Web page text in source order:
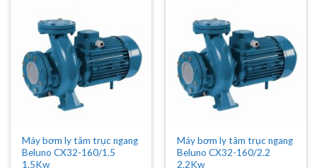
Máy bơm ly tâm trục ngang
Beluno CX32-160/1.5
1.5Kw
Máy bơm ly tâm trục ngang
Beluno CX32-160/2.2
2.2Kw